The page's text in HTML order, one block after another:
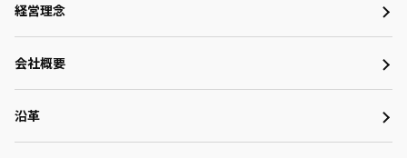
経営理念
会社概要
沿革